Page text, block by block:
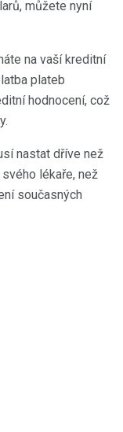
můžete nyní
na vaší kreditní
plateb
hodnocení, což
nastat dříve než
lékaře, než
současných